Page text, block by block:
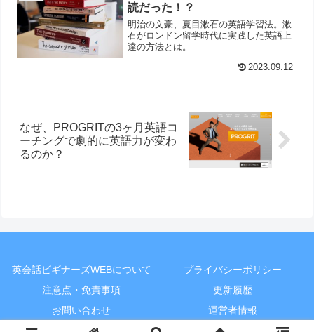
読だった！？
明治の文豪、夏目漱石の英語学習法。漱
石がロンドン留学時代に実践した英語上
達の方法とは。
2023.09.12
なぜ、PROGRITの3ヶ月英語コ
ーチングで劇的に英語力が変わ
るのか？
英会話ビギナーズWEBについて
プライバシーポリシー
注意点・免責事項
更新履歴
お問い合わせ
運営者情報